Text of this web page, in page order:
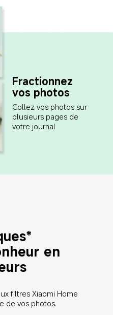
Fractionnez
vos photos
Collez vos photos sur
plusieurs pages de
votre journal
en
filtres Xiaomi Home
de vos photos.